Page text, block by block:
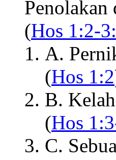
Penolakan
(Hos 1:2-
A.
(Hos 1:2
B.
(Hos
C.